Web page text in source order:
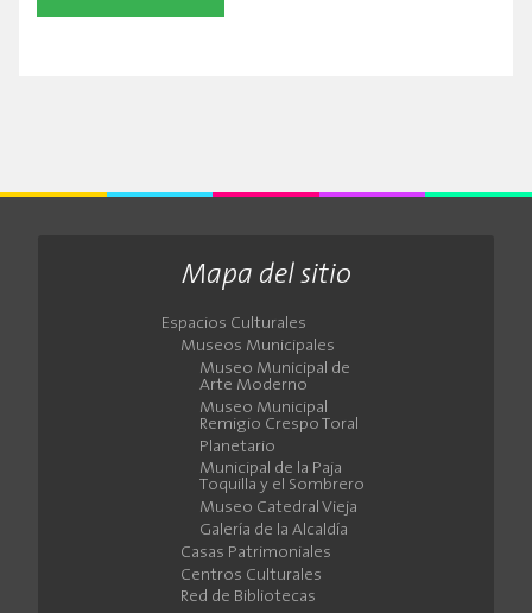
Mapa del sitio
Espacios Culturales
Museos Municipales
Museo Municipal de
Arte Moderno
Museo Municipal
Remigio Crespo Toral
Planetario
Municipal de la Paja
Toquilla y el Sombrero
Museo Catedral Vieja
Galería de la Alcaldía
Casas Patrimoniales
Centros Culturales
Red de Bibliotecas